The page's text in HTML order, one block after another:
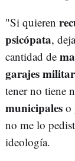
"Si quieren
psicópata,
cantidad de
garajes
tener no tiene
municipales o
no me lo
ideología.